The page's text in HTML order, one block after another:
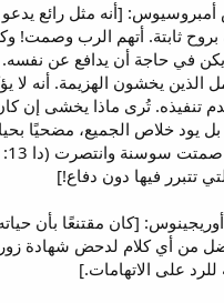
[أنه مثل رائع
بروح ثابتة. أتهم الرب وصمت!
يكن في حاجة أن يدافع عن
يخشون الهزيمة. أنه لا
تنفيذه. تُرى ماذا يخشى إن كان
يود خلاص الجميع، مضحيًا
تتبرر فيها دون دفاع!]
[كان مقتنعًا بأن
من أي كلام لدحض شهادة
للرد على الاتهامات.]